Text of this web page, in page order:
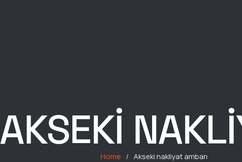
AKSEKI
Home / Akseki nakliyat ambarı